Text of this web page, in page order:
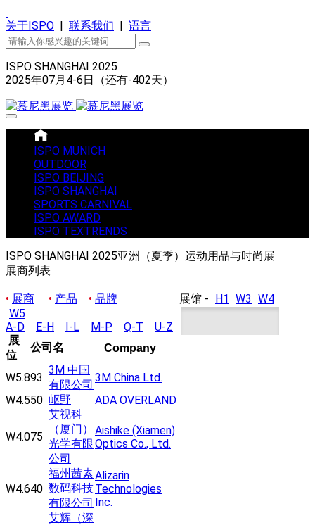
关于ISPO | 联系我们 | 语言
ISPO SHANGHAI 2025
2025年07月4-6日（还有-402天）
ISPO MUNICH
OUTDOOR
ISPO BEIJING
ISPO SHANGHAI
SPORTS CARNIVAL
ISPO AWARD
ISPO TEXTRENDS
ISPO SHANGHAI 2025亚洲（夏季）运动用品与时尚展
展商列表
• 展商 • 产品 • 品牌 展馆 - H1 W3 W4
W5
A-D E-H I-L M-P Q-T U-Z
展
位
公司名 Company
W5.893
3M 中国
有限公司
3M China Ltd.
W4.550 岖野 ADA OVERLAND
W4.075
艾视科
（厦门）
光学有限
公司
Aishike (Xiamen)
Optics Co., Ltd.
W4.640
福州茜素
数码科技
有限公司
Alizarin
Technologies
Inc.
艾辉（深